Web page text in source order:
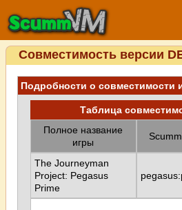
Совместимость версии
Подробности о совместимости
Таблица
Полное название
игры
The Journeyman
Project: Pegasus
Prime